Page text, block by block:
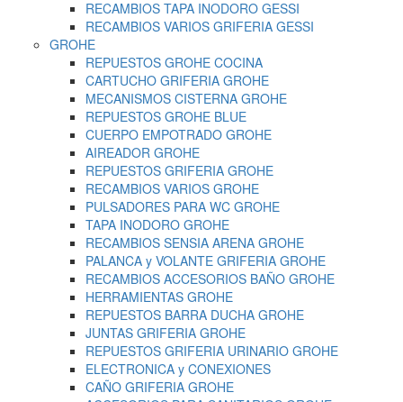
RECAMBIOS TAPA INODORO GESSI
RECAMBIOS VARIOS GRIFERIA GESSI
GROHE
REPUESTOS GROHE COCINA
CARTUCHO GRIFERIA GROHE
MECANISMOS CISTERNA GROHE
REPUESTOS GROHE BLUE
CUERPO EMPOTRADO GROHE
AIREADOR GROHE
REPUESTOS GRIFERIA GROHE
RECAMBIOS VARIOS GROHE
PULSADORES PARA WC GROHE
TAPA INODORO GROHE
RECAMBIOS SENSIA ARENA GROHE
PALANCA y VOLANTE GRIFERIA GROHE
RECAMBIOS ACCESORIOS BAÑO GROHE
HERRAMIENTAS GROHE
REPUESTOS BARRA DUCHA GROHE
JUNTAS GRIFERIA GROHE
REPUESTOS GRIFERIA URINARIO GROHE
ELECTRONICA y CONEXIONES
CAÑO GRIFERIA GROHE